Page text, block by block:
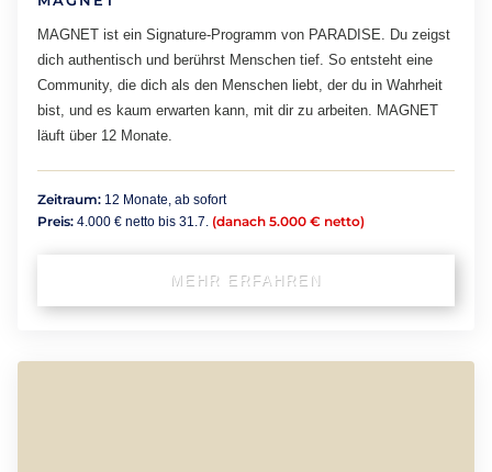
MAGNET ist ein Signature-Programm von PARADISE. Du zeigst
dich authentisch und berührst Menschen tief. So entsteht eine
Community, die dich als den Menschen liebt, der du in Wahrheit
bist, und es kaum erwarten kann, mit dir zu arbeiten. MAGNET
läuft über 12 Monate.
Zeitraum: 12 Monate, ab sofort
Preis: 4.000 € netto bis 31.7. (danach 5.000 € netto)
MEHR ERFAHREN